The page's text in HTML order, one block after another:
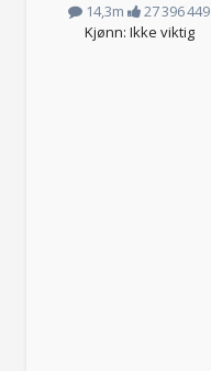
14,3m
27 396 449
Kjønn: Ikke viktig